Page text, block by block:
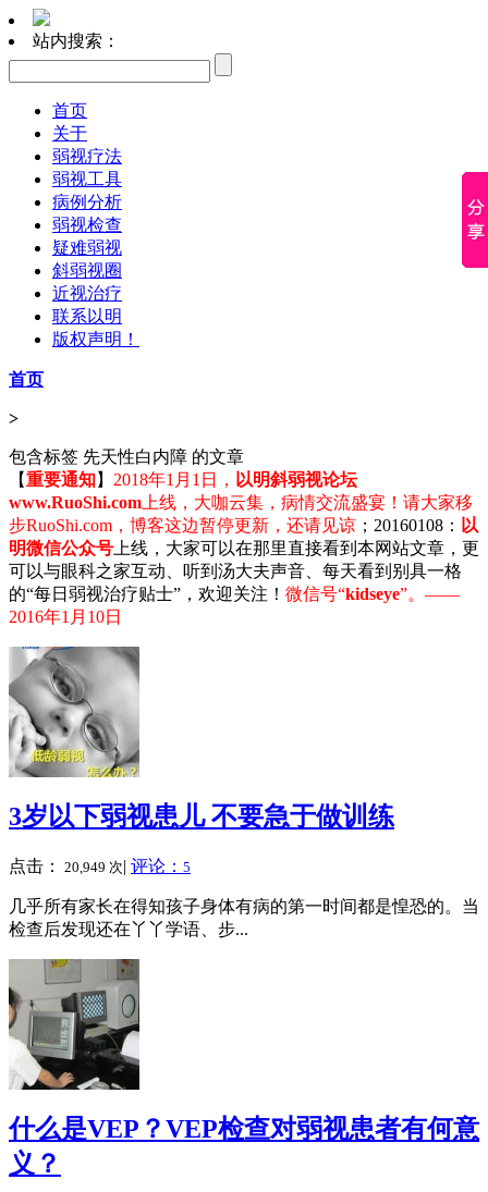
站内搜索：
首页
关于
弱视疗法
弱视工具
病例分析
弱视检查
疑难弱视
斜弱视圈
近视治疗
联系以明
版权声明！
首页
>
包含标签 先天性白内障 的文章
【重要通知】 2018年1月1日， 以明斜弱视论坛
www.RuoShi.com 上线，大咖云集，病情交流盛宴！请大家移
步RuoShi.com，博客这边暂停更新，还请见谅 ；20160108： 以
明微信公众号 上线，大家可以在那里直接看到本网站文章，更
可以与眼科之家互动、听到汤大夫声音、每天看到别具一格
的“每日弱视治疗贴士”，欢迎关注！ 微信号“kidseye”。——
2016年1月10日
3岁以下弱视患儿 不要急于做训练
点击： 20,949 次| 评论： 5
几乎所有家长在得知孩子身体有病的第一时间都是惶恐的。当
检查后发现还在丫丫学语、步...
什么是VEP？VEP检查对弱视患者有何意
义？